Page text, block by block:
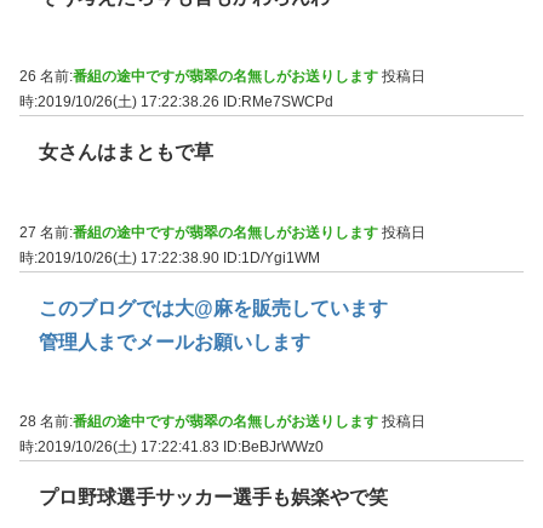
26 名前:番組の途中ですが翡翠の名無しがお送りします 投稿日
時:2019/10/26(土) 17:22:38.26
ID:RMe7SWCPd
女さんはまともで草
27 名前:番組の途中ですが翡翠の名無しがお送りします 投稿日
時:2019/10/26(土) 17:22:38.90 ID:1D/Ygi1WM
このブログでは大@麻を販売しています
管理人までメールお願いします
28 名前:番組の途中ですが翡翠の名無しがお送りします 投稿日
時:2019/10/26(土) 17:22:41.83
ID:BeBJrWWz0
プロ野球選手サッカー選手も娯楽やで笑